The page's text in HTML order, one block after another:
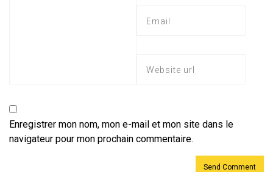
Enregistrer mon nom, mon e-mail et mon site dans le
navigateur pour mon prochain commentaire.